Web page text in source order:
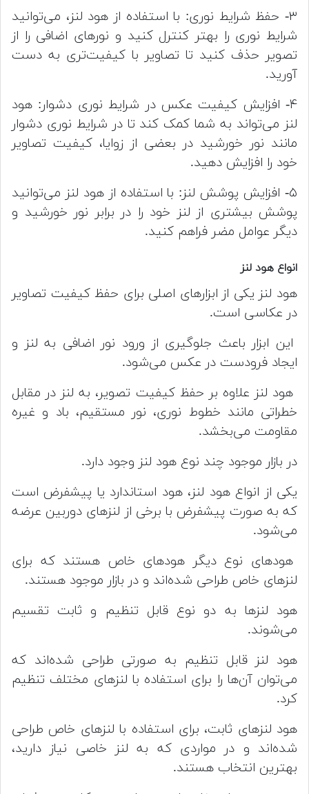
۳- حفظ شرایط نوری: با استفاده از هود لنز، می‌توانید
شرایط نوری را بهتر کنترل کنید و نورهای اضافی را از
تصویر حذف کنید تا تصاویر با کیفیت‌تری به دست
آورید.
۴- افزایش کیفیت عکس در شرایط نوری دشوار: هود
لنز می‌تواند به شما کمک کند تا در شرایط نوری دشوار
مانند نور خورشید در بعضی از زوایا، کیفیت تصاویر
خود را افزایش دهید.
۵- افزایش پوشش لنز: با استفاده از هود لنز می‌توانید
پوشش بیشتری از لنز خود را در برابر نور خورشید و
دیگر عوامل مضر فراهم کنید.
انواع هود لنز
هود لنز یکی از ابزارهای اصلی برای حفظ کیفیت تصاویر
در عکاسی است.
این ابزار باعث جلوگیری از ورود نور اضافی به لنز و
ایجاد فرودست در عکس می‌شود.
هود لنز علاوه بر حفظ کیفیت تصویر، به لنز در مقابل
خطراتی مانند خطوط نوری، نور مستقیم، باد و غیره
مقاومت می‌بخشد.
در بازار موجود چند نوع هود لنز وجود دارد.
یکی از انواع هود لنز، هود استاندارد یا پیشفرض است
که به صورت پیشفرض با برخی از لنزهای دوربین عرضه
می‌شود.
هود‌های نوع دیگر هود‌های خاص هستند که برای
لنز‌های خاص طراحی شده‌اند و در بازار موجود هستند.
هود لنز‌ها به دو نوع قابل تنظیم و ثابت تقسیم
می‌شوند.
هود لنز قابل تنظیم به صورتی طراحی شده‌اند که
می‌توان آن‌ها را برای استفاده با لنزهای مختلف تنظیم
کرد.
هود لنز‌های ثابت، برای استفاده با لنز‌های خاص طراحی
شده‌اند و در مواردی که به لنز خاصی نیاز دارید،
بهترین انتخاب هستند.